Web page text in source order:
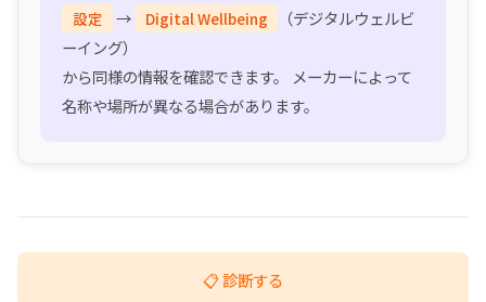
設定 → Digital Wellbeing
（デジタルウェルビ
ーイング）
から同様の情報を確認できます。 メーカーによって
名称や場所が異なる場合があります。
📋 診断する